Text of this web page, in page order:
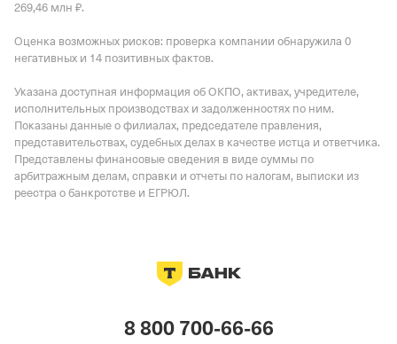
269,46 млн ₽.
Оценка возможных рисков: проверка компании обнаружила 0
негативных и 14 позитивных фактов.
Указана доступная информация об ОКПО, активах, учредителе,
исполнительных производствах и задолженностях по ним.
Показаны данные о филиалах, председателе правления,
представительствах, судебных делах в качестве истца и ответчика.
Представлены финансовые сведения в виде суммы по
арбитражным делам, справки и отчеты по налогам, выписки из
реестра о банкротстве и ЕГРЮЛ.
8 800 700-66-66